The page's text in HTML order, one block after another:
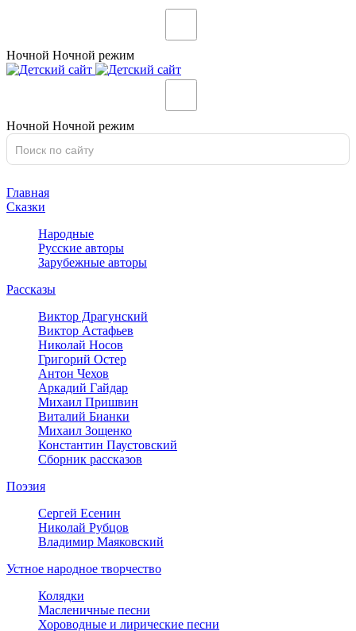
Ночной Ночной режим
Ночной Ночной режим
Главная
Сказки
Народные
Русские авторы
Зарубежные авторы
Рассказы
Виктор Драгунский
Виктор Астафьев
Николай Носов
Григорий Остер
Антон Чехов
Аркадий Гайдар
Михаил Пришвин
Виталий Бианки
Михаил Зощенко
Константин Паустовский
Сборник рассказов
Поэзия
Сергей Есенин
Николай Рубцов
Владимир Маяковский
Устное народное творчество
Колядки
Масленичные песни
Хороводные и лирические песни